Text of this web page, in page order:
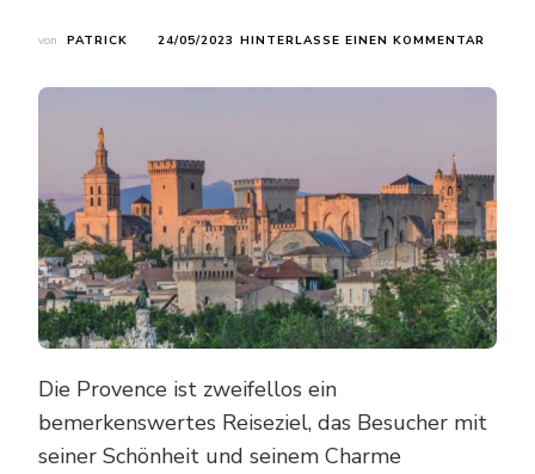
von PATRICK 24/05/2023 HINTERLASSE EINEN KOMMENTAR
ES
ZU
GILT!
Die Provence ist zweifellos ein
bemerkenswertes Reiseziel, das Besucher mit
seiner Schönheit und seinem Charme